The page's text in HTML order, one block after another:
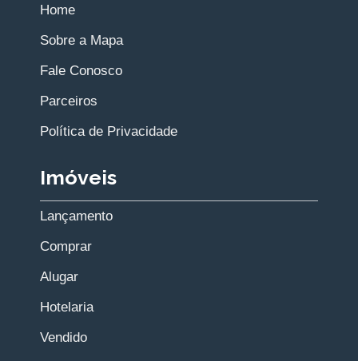
Home
Sobre a Mapa
Fale Conosco
Parceiros
Política de Privacidade
Imóveis
Lançamento
Comprar
Alugar
Hotelaria
Vendido